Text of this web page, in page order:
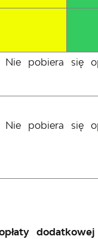
Nie pobiera się
Nie pobiera się